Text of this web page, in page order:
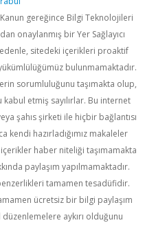
Kanun gereğince Bilgi Teknolojileri
onaylanmış bir Yer Sağlayıcı
sitedeki içerikleri proaktif
bulunmamaktadır.
sorumluluğunu taşımakta olup,
etmiş sayılırlar. Bu internet
şahıs şirketi ile hiçbir bağlantısı
kendi hazırladığımız makaleler
haber niteliği taşımamakta
paylaşım yapılmamaktadır.
tamamen tesadüfidir.
ücretsiz bir bilgi paylaşım
aykırı olduğunu